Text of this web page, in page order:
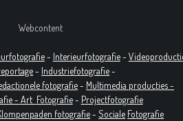
Webcontent
- Interieurfotografie-
- Industriefotografie-
fotografie- Multimedia producties -
- Art Fotografie- Projectfotografie
fotografie-Sociale Fotografie